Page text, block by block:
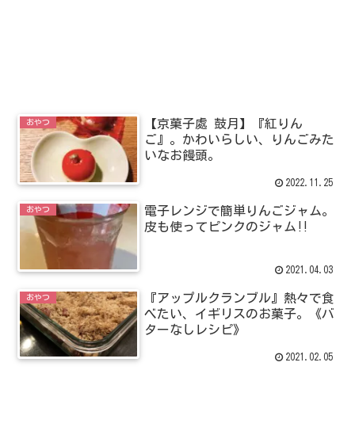
おやつ
【京菓子處 鼓月】『紅りん
ご』。かわいらしい、りんごみた
いなお饅頭。
2022.11.25
おやつ
電子レンジで簡単りんごジャム。
皮も使ってピンクのジャム‼
2021.04.03
おやつ
『アップルクランブル』熱々で食
べたい、イギリスのお菓子。《バ
ターなしレシピ》
2021.02.05